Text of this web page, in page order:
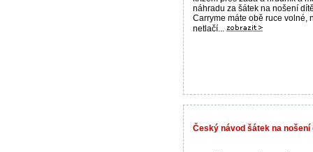
náhradu za šátek na nošení
Carryme máte obě ruce volné,
netlačí...
Český návod šátek na nošení